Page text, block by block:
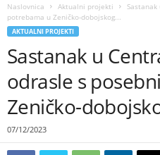
Naslovnica Aktualni projekti
potrebama u Zeničko-dobojskog...
AKTUALNI PROJEKTI
Sastanak u
odrasle s
Zeničko-
07/12/2023